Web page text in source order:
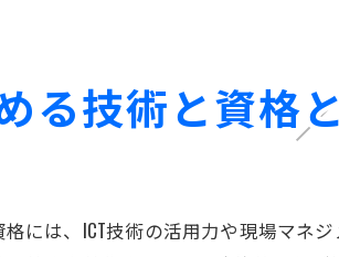
る技術と資格
には、ICT技術の活用力や現場マネ